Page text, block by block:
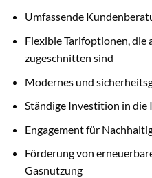
Umfassende
Flexible Tarifoptionen, die
zugeschnitten sind
Modernes und
Ständige Investition in
Engagement für
Förderung von
Gasnutzung